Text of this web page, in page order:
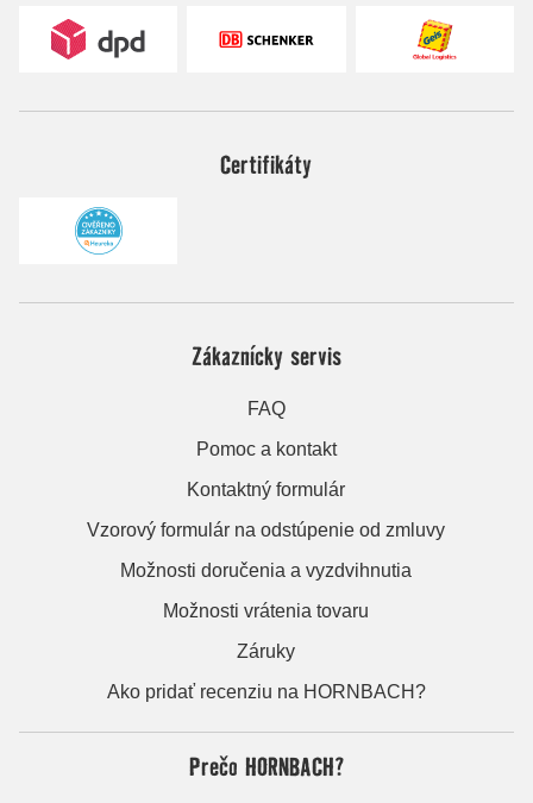
Certifikáty
Zákaznícky servis
FAQ
Pomoc a kontakt
Kontaktný formulár
Vzorový formulár na odstúpenie od zmluvy
Možnosti doručenia a vyzdvihnutia
Možnosti vrátenia tovaru
Záruky
Ako pridať recenziu na HORNBACH?
Prečo HORNBACH?